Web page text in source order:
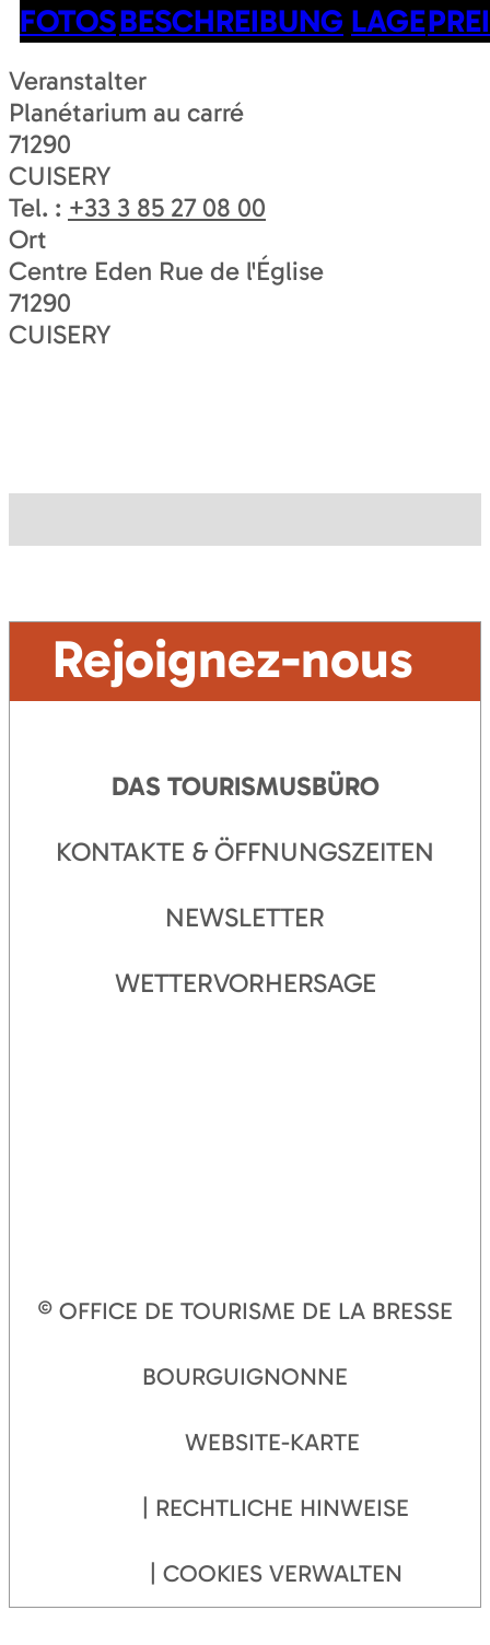
FOTOSBESCHREIBUNG LAGE
Veranstalter
Planétarium au carré
71290
CUISERY
Tel. : +33 3 85 27 08 00
Ort
Centre Eden Rue de l'Église
71290
CUISERY
Rejoignez-nous
DAS TOURISMUSBÜRO
KONTAKTE & ÖFFNUNGSZEITEN
NEWSLETTER
WETTERVORHERSAGE
© OFFICE DE TOURISME DE LA BRESSE
BOURGUIGNONNE
WEBSITE-KARTE
RECHTLICHE HINWEISE
COOKIES VERWALTEN